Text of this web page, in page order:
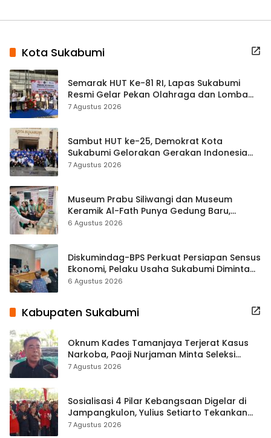
Kota Sukabumi
Semarak HUT Ke-81 RI, Lapas Sukabumi
Resmi Gelar Pekan Olahraga dan Lomba
Tradisional
7 Agustus 2026
Sambut HUT ke-25, Demokrat Kota
Sukabumi Gelorakan Gerakan Indonesia
ASRI Lewat Aksi Bersih Masjid Agung
7 Agustus 2026
Museum Prabu Siliwangi dan Museum
Keramik Al-Fath Punya Gedung Baru,
Hampir 500 Koleksi Dipisahkan
6 Agustus 2026
Diskumindag-BPS Perkuat Persiapan Sensus
Ekonomi, Pelaku Usaha Sukabumi Diminta
Terbuka Beri Data
6 Agustus 2026
Kabupaten Sukabumi
Oknum Kades Tamanjaya Terjerat Kasus
Narkoba, Paoji Nurjaman Minta Seleksi
Calon Kades Diperketat
7 Agustus 2026
Sosialisasi 4 Pilar Kebangsaan Digelar di
Jampangkulon, Yulius Setiarto Tekankan
Pentingnya Persatuan
7 Agustus 2026